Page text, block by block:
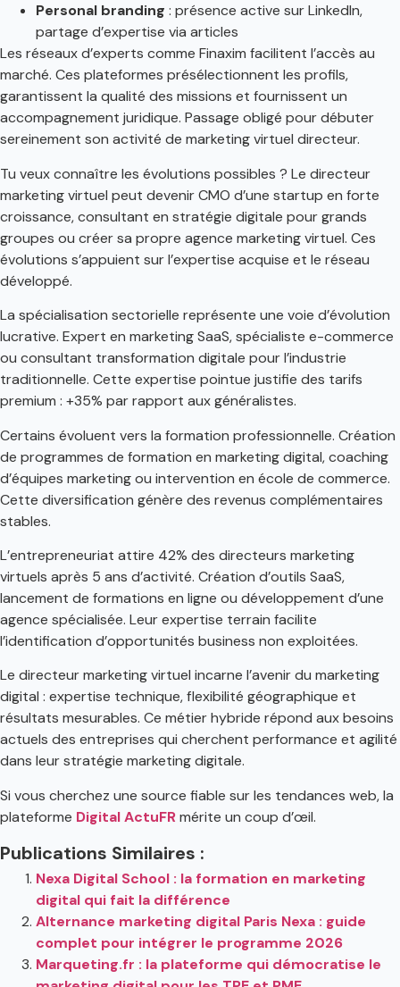
Personal branding : présence active sur LinkedIn,
partage d’expertise via articles
Les réseaux d’experts comme Finaxim facilitent l’accès au
marché. Ces plateformes présélectionnent les profils,
garantissent la qualité des missions et fournissent un
accompagnement juridique. Passage obligé pour débuter
sereinement son activité de marketing virtuel directeur.
Tu veux connaître les évolutions possibles ? Le directeur
marketing virtuel peut devenir CMO d’une startup en forte
croissance, consultant en stratégie digitale pour grands
groupes ou créer sa propre agence marketing virtuel. Ces
évolutions s’appuient sur l’expertise acquise et le réseau
développé.
La spécialisation sectorielle représente une voie d’évolution
lucrative. Expert en marketing SaaS, spécialiste e-commerce
ou consultant transformation digitale pour l’industrie
traditionnelle. Cette expertise pointue justifie des tarifs
premium : +35% par rapport aux généralistes.
Certains évoluent vers la formation professionnelle. Création
de programmes de formation en marketing digital, coaching
d’équipes marketing ou intervention en école de commerce.
Cette diversification génère des revenus complémentaires
stables.
L’entrepreneuriat attire 42% des directeurs marketing
virtuels après 5 ans d’activité. Création d’outils SaaS,
lancement de formations en ligne ou développement d’une
agence spécialisée. Leur expertise terrain facilite
l’identification d’opportunités business non exploitées.
Le directeur marketing virtuel incarne l’avenir du marketing
digital : expertise technique, flexibilité géographique et
résultats mesurables. Ce métier hybride répond aux besoins
actuels des entreprises qui cherchent performance et agilité
dans leur stratégie marketing digitale.
Si vous cherchez une source fiable sur les tendances web, la
plateforme Digital ActuFRmérite un coup d’œil.
Publications Similaires :
Nexa Digital School : la formation en marketing
digital qui fait la différence
Alternance marketing digital Paris Nexa : guide
complet pour intégrer le programme 2026
Marqueting.fr : la plateforme qui démocratise le